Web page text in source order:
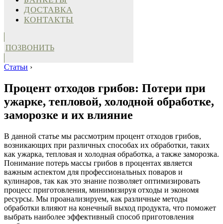
ДОСТАВКА
КОНТАКТЫ
ПОЗВОНИТЬ
Статьи ›
Процент отходов грибов: Потери при
ужарке, тепловой, холодной обработке,
заморозке и их влияние
В данной статье мы рассмотрим процент отходов грибов,
возникающих при различных способах их обработки, таких
как ужарка, тепловая и холодная обработка, а также заморозка.
Понимание потерь массы грибов в процентах является
важным аспектом для профессиональных поваров и
кулинаров, так как это знание позволяет оптимизировать
процесс приготовления, минимизируя отходы и экономя
ресурсы. Мы проанализируем, как различные методы
обработки влияют на конечный выход продукта, что поможет
выбрать наиболее эффективный способ приготовления